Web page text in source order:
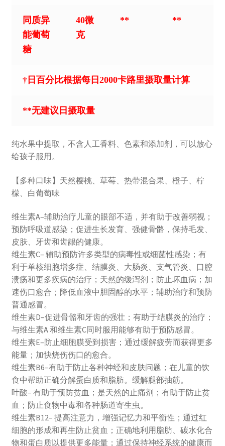
同质异
能葡萄
糖
40微
克
** **
†日百分比根据每日2000卡路里摄取量计算
**无建议日摄取量
纯水果中提取，不含人工香料、色素和添加剂，可以放心
给孩子服用。
【多种口味】天然樱桃、草莓、热带混合果、橙子、柠
檬、白葡萄味
维生素A–辅助治疗儿童的眼部不适，并有助于改善弱视；
预防呼吸道感染；促进生长发育、强健骨骼，保持毛发、
皮肤、牙齿和齿龈的健康。
维生素C– 辅助预防许多类型的病毒性或细菌性感染；有
利于单核细胞增多症、结膜炎、大肠炎、支气管炎、口腔
溃疡和更多疾病的治疗；天然的缓泻剂；防止坏血病；加
速伤口愈合；降低血液中胆固醇的水平；辅助治疗和预防
普通感冒。
维生素D–促进骨骼和牙齿的强壮；有助于结膜炎的治疗；
与维生素A 和维生素C同时服用能够有助于预防感冒。
维生素E–防止细胞膜受到损害；通过缓解疲劳而获得更多
能量；加快烧伤伤口的愈合。
维生素B6–有助于防止各种神经和皮肤问题；在儿童的饮
食中帮助正确分解蛋白质和脂肪。缓解腿部抽筋。
叶酸– 有助于预防贫血；是天然的止痛剂；有助于防止贫
血；防止食物中毒和各种肠道寄生虫。
维生素B12– 提高注意力，增强记忆力和平衡性；通过红
细胞的形成和再生防止贫血；正确地利用脂肪、碳水化合
物和蛋白质以提供更多能量；通过保持神经系统的健康而